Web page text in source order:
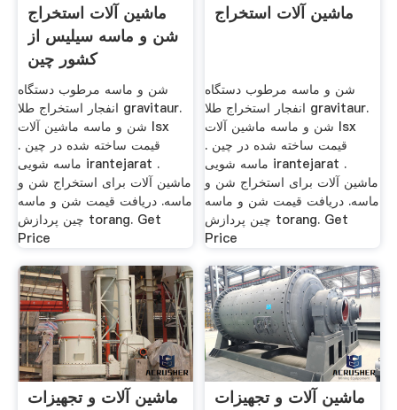
ماشین آلات استخراج
شن و ماسه سیلیس از
کشور چین
شن و ماسه مرطوب دستگاه
انفجار استخراج طلا gravitaur.
شن و ماسه ماشین آلات lsx
قیمت ساخته شده در چین .
ماسه شویی irantejarat .
ماشین آلات برای استخراج شن و
ماسه. دریافت قیمت شن و ماسه
چین پردازش torang. Get
Price
ماشین آلات استخراج
شن و ماسه مرطوب دستگاه
انفجار استخراج طلا gravitaur.
شن و ماسه ماشین آلات lsx
قیمت ساخته شده در چین .
ماسه شویی irantejarat .
ماشین آلات برای استخراج شن و
ماسه. دریافت قیمت شن و ماسه
چین پردازش torang. Get
Price
ماشین آلات و تجهیزات
ماشین آلات و تجهیزات